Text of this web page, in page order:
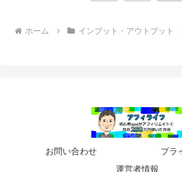
ホーム インプット・アウトプット
お問い合わせ
プラ
運営者情報